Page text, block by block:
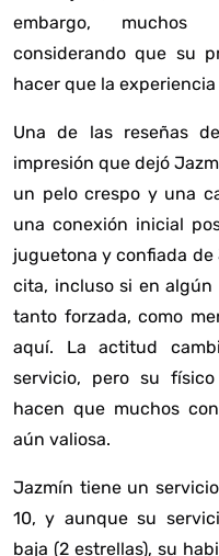
embargo, muchos
considerando que su
hacer que la
Una de las reseñas
impresión que dejó
un pelo crespo y una
una conexión inicial
juguetona y confiada
cita, incluso si en
tanto forzada, como
aquí. La actitud
servicio, pero su
hacen que muchos
aún valiosa.
Jazmín tiene un
10, y aunque su
baja (2 estrellas), su